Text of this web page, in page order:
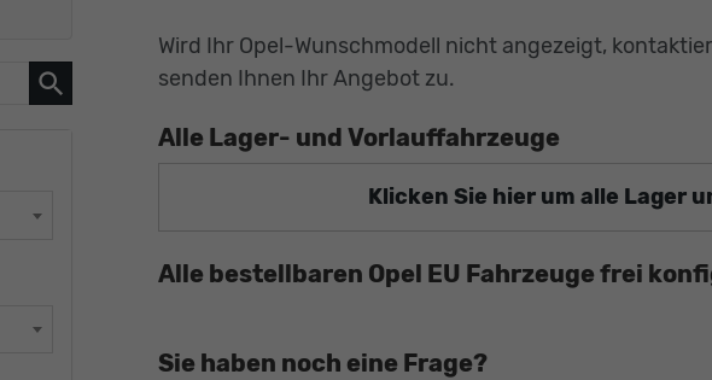
Wird Ihr Opel-Wunschmodell nicht angezeigt,
senden Ihnen Ihr Angebot zu.
Alle Lager- und Vorlauffahrzeuge
Klicken Sie hier um alle Lager
Alle bestellbaren Opel EU Fahrzeuge frei
Sie haben noch eine Frage?